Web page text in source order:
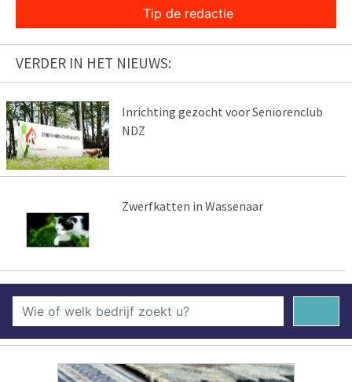
Tip de redactie
VERDER IN HET NIEUWS:
Inrichting gezocht voor Seniorenclub
NDZ
Zwerfkatten in Wassenaar